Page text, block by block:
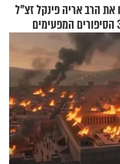
את הרב אריה פינקל זצ"ל
דרך 3 הסיפורים המפעימים